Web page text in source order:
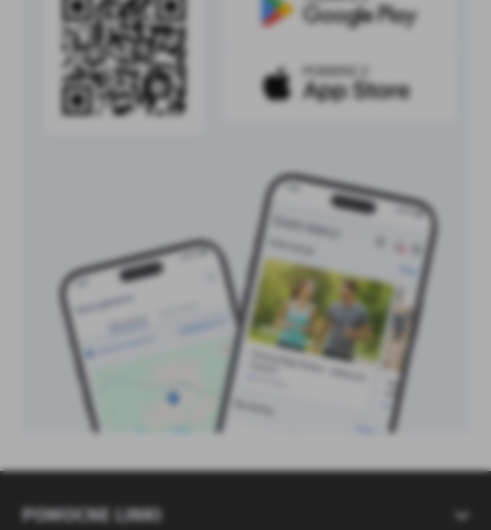
POMOCNE LINKI